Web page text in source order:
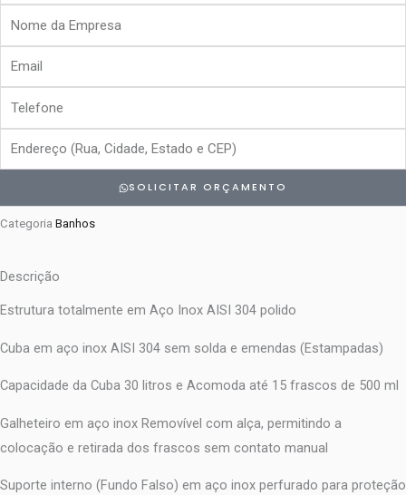
Cliente
Empresa
Email
Endereço
SOLICITAR ORÇAMENTO
Categoria Banhos
Descrição
Estrutura totalmente em Aço Inox AISI 304 polido
Cuba em aço inox AISI 304 sem solda e emendas (Estampadas)
Capacidade da Cuba 30 litros e Acomoda até 15 frascos de 500 ml
Galheteiro em aço inox Removível com alça, permitindo a
colocação e retirada dos frascos sem contato manual
Suporte interno (Fundo Falso) em aço inox perfurado para proteção